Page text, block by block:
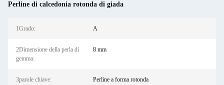
Perline di calcedonia rotonda di giada
1Grado: A
2Dimensione della perla di
gemma:
8 mm
3parole chiave: Perline a forma rotonda